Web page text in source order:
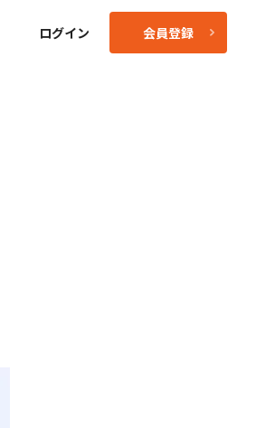
ログイン 会員登録